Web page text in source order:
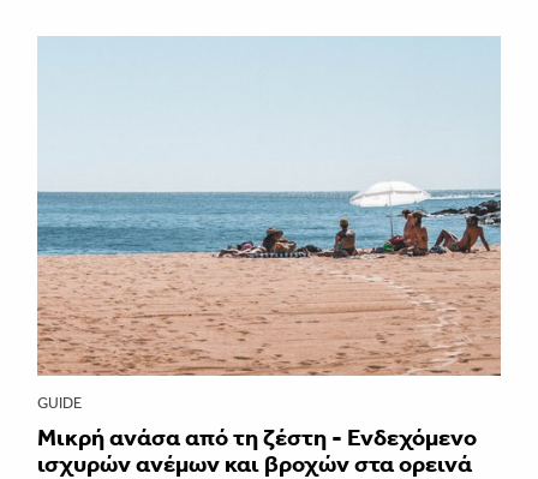
GUIDE
Μικρή ανάσα από τη ζέστη - Ενδεχόμενο
ισχυρών ανέμων και βροχών στα ορεινά